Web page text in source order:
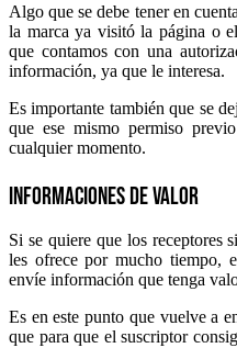
Algo que se debe tener en
la marca ya visitó la página o
que contamos con una
información, ya que le interesa.
Es importante también que se
que ese mismo permiso
cualquier momento.
Informaciones de valor
Si se quiere que los receptores
les ofrece por mucho tiempo,
envíe información que tenga
Es en este punto que vuelve a
que para que el suscriptor